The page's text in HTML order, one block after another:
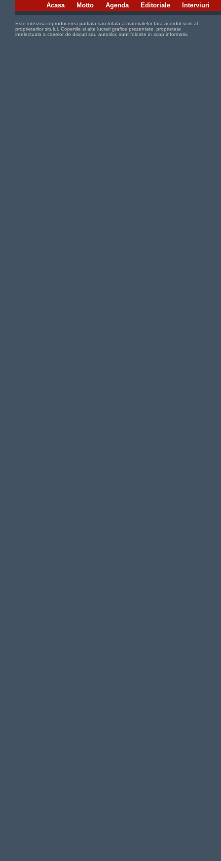
Acasa Motto Agenda Editoriale Interviuri
Este interzisa reproducerea partiala sau totala a materialelor fara acordul scris al
proprietarilor sitului. Copertile si alte lucrari grafice prezentate, proprietate
intelectuala a caselor de discuri sau autorilor, sunt folosite in scop informativ.